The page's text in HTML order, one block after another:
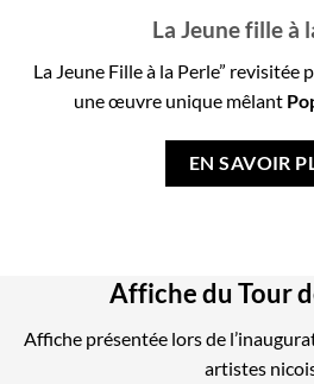
La Jeune fille à
La Jeune Fille à la Perle” revisitée
une œuvre unique mêlant
EN SAVOIR
Affiche du Tour
Affiche présentée lors de
artistes